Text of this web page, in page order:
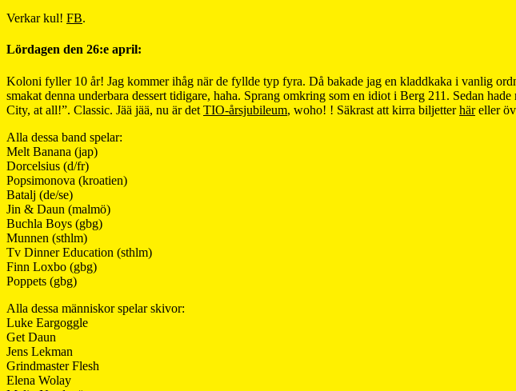
Verkar kul! FB.
Lördagen den 26:e april:
Koloni fyller 10 år! Jag kommer ihåg när de fyllde typ fyra. Då bakade jag en kladdkaka i vanlig
smakat denna underbara dessert tidigare, haha. Sprang omkring som en idiot i Berg 211. Sedan
City, at all!”. Classic. Jää jää, nu är det TIO-årsjubileum, woho! ! Säkrast att kirra biljetterhäreller
Alla dessa band spelar:
Melt Banana (jap)
Dorcelsius (d/fr)
Popsimonova (kroatien)
Batalj (de/se)
Jin & Daun (malmö)
Buchla Boys (gbg)
Munnen (sthlm)
Tv Dinner Education (sthlm)
Finn Loxbo (gbg)
Poppets (gbg)
Alla dessa människor spelar skivor:
Luke Eargoggle
Get Daun
Jens Lekman
Grindmaster Flesh
Elena Wolay